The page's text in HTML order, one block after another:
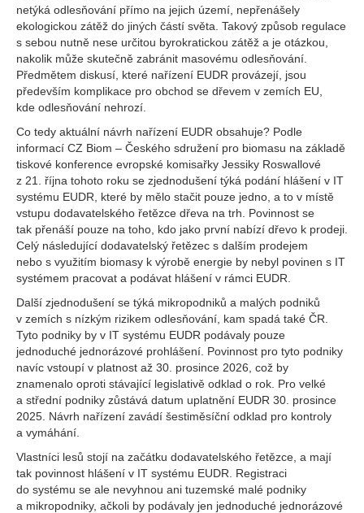
netýká odlesňování přímo na jejich území, nepřenášely
ekologickou zátěž do jiných částí světa. Takový způsob regulace
s sebou nutně nese určitou byrokratickou zátěž a je otázkou,
nakolik může skutečně zabránit masovému odlesňování.
Předmětem diskusí, které nařízení EUDR provázejí, jsou
především komplikace pro obchod se dřevem v zemích EU,
kde odlesňování nehrozí.
Co tedy aktuální návrh nařízení EUDR obsahuje? Podle
informací CZ Biom – Českého sdružení pro biomasu na základě
tiskové konference evropské komisařky Jessiky Roswallové
z 21. října tohoto roku se zjednodušení týká podání hlášení v IT
systému EUDR, které by mělo stačit pouze jedno, a to v místě
vstupu dodavatelského řetězce dřeva na trh. Povinnost se
tak přenáší pouze na toho, kdo jako první nabízí dřevo k prodeji.
Celý následující dodavatelský řetězec s dalším prodejem
nebo s využitím biomasy k výrobě energie by nebyl povinen s IT
systémem pracovat a podávat hlášení v rámci EUDR.
Další zjednodušení se týká mikropodniků a malých podniků
v zemích s nízkým rizikem odlesňování, kam spadá také ČR.
Tyto podniky by v IT systému EUDR podávaly pouze
jednoduché jednorázové prohlášení. Povinnost pro tyto podniky
navíc vstoupí v platnost až 30. prosince 2026, což by
znamenalo oproti stávající legislativě odklad o rok. Pro velké
a střední podniky zůstává datum uplatnění EUDR 30. prosince
2025. Návrh nařízení zavádí šestiměsíční odklad pro kontroly
a vymáhání.
Vlastníci lesů stojí na začátku dodavatelského řetězce, a mají
tak povinnost hlášení v IT systému EUDR. Registraci
do systému se ale nevyhnou ani tuzemské malé podniky
a mikropodniky, ačkoli by podávaly jen jednoduché jednorázové